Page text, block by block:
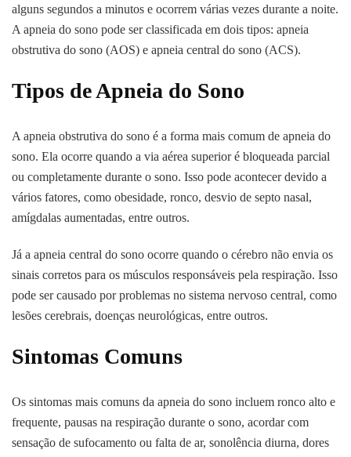
alguns segundos a minutos e ocorrem várias vezes durante a noite.
A apneia do sono pode ser classificada em dois tipos: apneia
obstrutiva do sono (AOS) e apneia central do sono (ACS).
Tipos de Apneia do Sono
A apneia obstrutiva do sono é a forma mais comum de apneia do
sono. Ela ocorre quando a via aérea superior é bloqueada parcial
ou completamente durante o sono. Isso pode acontecer devido a
vários fatores, como obesidade, ronco, desvio de septo nasal,
amígdalas aumentadas, entre outros.
Já a apneia central do sono ocorre quando o cérebro não envia os
sinais corretos para os músculos responsáveis pela respiração. Isso
pode ser causado por problemas no sistema nervoso central, como
lesões cerebrais, doenças neurológicas, entre outros.
Sintomas Comuns
Os sintomas mais comuns da apneia do sono incluem ronco alto e
frequente, pausas na respiração durante o sono, acordar com
sensação de sufocamento ou falta de ar, sonolência diurna, dores